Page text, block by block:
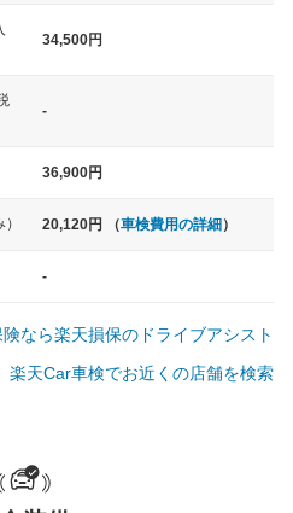
軽自動車
ノア、セレナ、プリウス、カロー
大型車
34,500円
-
36,900円
20,120円 （車検費用の詳細）
-
険なら楽天損保のドライブアシスト
楽天Car車検でお近くの店舗を検索